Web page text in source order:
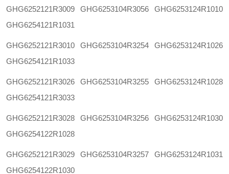
GHG6252121R3009 GHG6253104R3056
GHG6253124R1010
GHG6254121R1031
GHG6252121R3010 GHG6253104R3254
GHG6253124R1026
GHG6254121R1033
GHG6252121R3026 GHG6253104R3255
GHG6253124R1028
GHG6254121R3033
GHG6252121R3028 GHG6253104R3256
GHG6253124R1030
GHG6254122R1028
GHG6252121R3029 GHG6253104R3257
GHG6253124R1031
GHG6254122R1030